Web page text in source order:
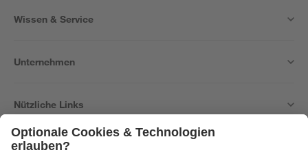
Wissen & Service
Unternehmen
Nützliche Links